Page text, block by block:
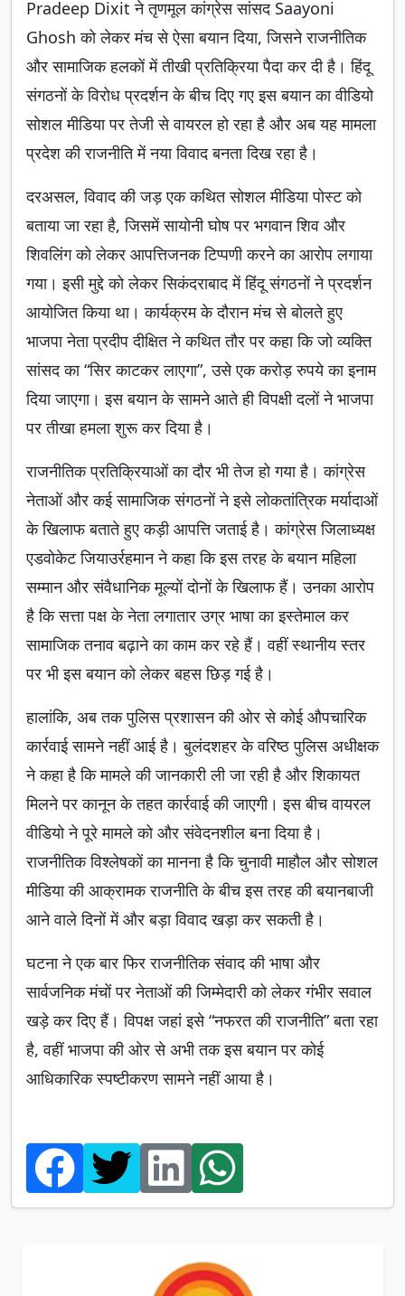
Pradeep Dixit ने तृणमूल कांग्रेस सांसद Saayoni
Ghosh को लेकर मंच से ऐसा बयान दिया, जिसने राजनीतिक
और सामाजिक हलकों में तीखी प्रतिक्रिया पैदा कर दी है। हिंदू
संगठनों के विरोध प्रदर्शन के बीच दिए गए इस बयान का वीडियो
सोशल मीडिया पर तेजी से वायरल हो रहा है और अब यह मामला
प्रदेश की राजनीति में नया विवाद बनता दिख रहा है।
दरअसल, विवाद की जड़ एक कथित सोशल मीडिया पोस्ट को
बताया जा रहा है, जिसमें सायोनी घोष पर भगवान शिव और
शिवलिंग को लेकर आपत्तिजनक टिप्पणी करने का आरोप लगाया
गया। इसी मुद्दे को लेकर सिकंदराबाद में हिंदू संगठनों ने प्रदर्शन
आयोजित किया था। कार्यक्रम के दौरान मंच से बोलते हुए
भाजपा नेता प्रदीप दीक्षित ने कथित तौर पर कहा कि जो व्यक्ति
सांसद का “सिर काटकर लाएगा”, उसे एक करोड़ रुपये का इनाम
दिया जाएगा। इस बयान के सामने आते ही विपक्षी दलों ने भाजपा
पर तीखा हमला शुरू कर दिया है।
राजनीतिक प्रतिक्रियाओं का दौर भी तेज हो गया है। कांग्रेस
नेताओं और कई सामाजिक संगठनों ने इसे लोकतांत्रिक मर्यादाओं
के खिलाफ बताते हुए कड़ी आपत्ति जताई है। कांग्रेस जिलाध्यक्ष
एडवोकेट जियाउर्रहमान ने कहा कि इस तरह के बयान महिला
सम्मान और संवैधानिक मूल्यों दोनों के खिलाफ हैं। उनका आरोप
है कि सत्ता पक्ष के नेता लगातार उग्र भाषा का इस्तेमाल कर
सामाजिक तनाव बढ़ाने का काम कर रहे हैं। वहीं स्थानीय स्तर
पर भी इस बयान को लेकर बहस छिड़ गई है।
हालांकि, अब तक पुलिस प्रशासन की ओर से कोई औपचारिक
कार्रवाई सामने नहीं आई है। बुलंदशहर के वरिष्ठ पुलिस अधीक्षक
ने कहा है कि मामले की जानकारी ली जा रही है और शिकायत
मिलने पर कानून के तहत कार्रवाई की जाएगी। इस बीच वायरल
वीडियो ने पूरे मामले को और संवेदनशील बना दिया है।
राजनीतिक विश्लेषकों का मानना है कि चुनावी माहौल और सोशल
मीडिया की आक्रामक राजनीति के बीच इस तरह की बयानबाजी
आने वाले दिनों में और बड़ा विवाद खड़ा कर सकती है।
घटना ने एक बार फिर राजनीतिक संवाद की भाषा और
सार्वजनिक मंचों पर नेताओं की जिम्मेदारी को लेकर गंभीर सवाल
खड़े कर दिए हैं। विपक्ष जहां इसे “नफरत की राजनीति” बता रहा
है, वहीं भाजपा की ओर से अभी तक इस बयान पर कोई
आधिकारिक स्पष्टीकरण सामने नहीं आया है।